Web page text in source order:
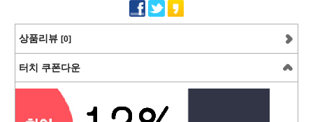
상품리뷰 [0]
터치 쿠폰다운